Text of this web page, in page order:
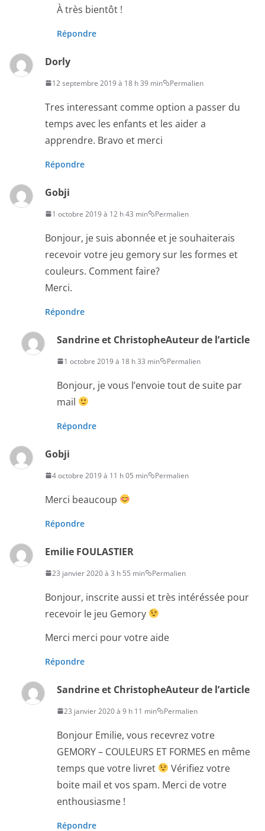
À très bientôt !
Répondre
Dorly
12 septembre 2019 à 18 h 39 min Permalien
Tres interessant comme option a passer du
temps avec les enfants et les aider a
apprendre. Bravo et merci
Répondre
Gobji
1 octobre 2019 à 12 h 43 min Permalien
Bonjour, je suis abonnée et je souhaiterais
recevoir votre jeu gemory sur les formes et
couleurs. Comment faire?
Merci.
Répondre
Sandrine et ChristopheAuteur de l’article
1 octobre 2019 à 18 h 33 min Permalien
Bonjour, je vous l’envoie tout de suite par
mail
Répondre
Gobji
4 octobre 2019 à 11 h 05 min Permalien
Merci beaucoup
Répondre
Emilie FOULASTIER
23 janvier 2020 à 3 h 55 min Permalien
Bonjour, inscrite aussi et très intéréssée pour
recevoir le jeu Gemory
Merci merci pour votre aide
Répondre
Sandrine et ChristopheAuteur de l’article
23 janvier 2020 à 9 h 11 min Permalien
Bonjour Emilie, vous recevrez votre
GEMORY – COULEURS ET FORMES en même
temps que votre livret
Vérifiez votre
boite mail et vos spam. Merci de votre
enthousiasme !
Répondre